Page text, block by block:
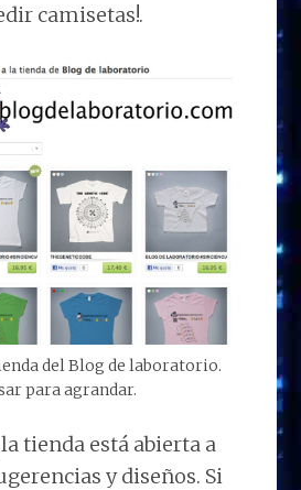
camisetas!.
del Blog de laboratorio.
para agrandar.
tienda está abierta a
y diseños. Si